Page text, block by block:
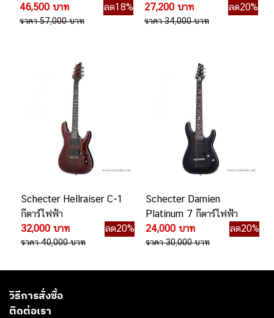
46,500 บาท
ลด18%
ราคา 57,000 บาท
27,200 บาท
ลด20%
ราคา 34,000 บาท
Schecter Hellraiser C-1
กีตาร์ไฟฟ้า
32,000 บาท
ลด20%
ราคา 40,000 บาท
Schecter Damien
Platinum 7 กีตาร์ไฟฟ้า
24,000 บาท
ลด20%
ราคา 30,000 บาท
วิธีการสั่งซื้อ
ติดต่อเรา